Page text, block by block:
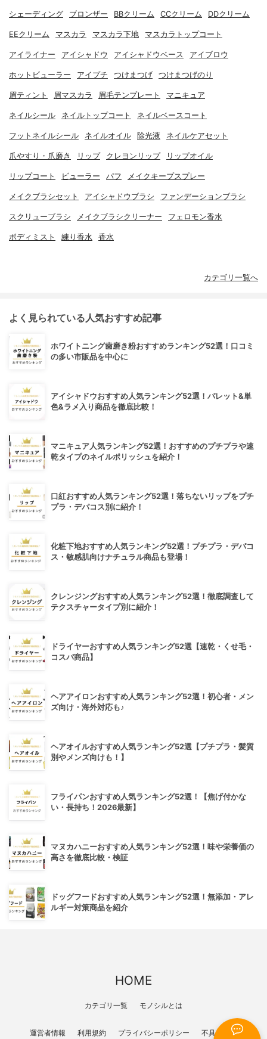
シェーディング ブロンザー BBクリーム CCクリーム DDクリーム
EEクリーム マスカラ マスカラ下地 マスカラトップコート
アイライナー アイシャドウ アイシャドウベース アイブロウ
ホットビューラー アイプチ つけまつげ つけまつげのり
眉ティント 眉マスカラ 眉毛テンプレート マニキュア
ネイルシール ネイルトップコート ネイルベースコート
フットネイルシール ネイルオイル 除光液 ネイルケアセット
爪やすり・爪磨き リップ クレヨンリップ リップオイル
リップコート ビューラー パフ メイクキープスプレー
メイクブラシセット アイシャドウブラシ ファンデーションブラシ
スクリューブラシ メイクブラシクリーナー フェロモン香水
ボディミスト 練り香水 香水
カテゴリ一覧へ
よく見られている人気おすすめ記事
ホワイトニング歯磨き粉おすすめランキング52選！口コミ
の多い市販品を中心に
アイシャドウおすすめ人気ランキング52選！パレット&単
色&ラメ入り商品を徹底比較！
マニキュア人気ランキング52選！おすすめのプチプラや速
乾タイプのネイルポリッシュを紹介！
口紅おすすめ人気ランキング52選！落ちないリップをプチ
プラ・デパコス別に紹介！
化粧下地おすすめ人気ランキング52選！プチプラ・デパコ
ス・敏感肌向けナチュラル商品も登場！
クレンジングおすすめ人気ランキング52選！徹底調査して
テクスチャータイプ別に紹介！
ドライヤーおすすめ人気ランキング52選【速乾・くせ毛・
コスパ商品】
ヘアアイロンおすすめ人気ランキング52選！初心者・メン
ズ向け・海外対応も♪
ヘアオイルおすすめ人気ランキング52選【プチプラ・髪質
別やメンズ向けも！】
フライパンおすすめ人気ランキング52選！【焦げ付かな
い・長持ち！2026最新】
マヌカハニーおすすめ人気ランキング52選！味や栄養価の
高さを徹底比較・検証
ドッグフードおすすめ人気ランキング52選！無添加・アレ
ルギー対策商品を紹介
HOME
カテゴリ一覧 モノシルとは
運営者情報 利用規約 プライバシーポリシー 不具合報告